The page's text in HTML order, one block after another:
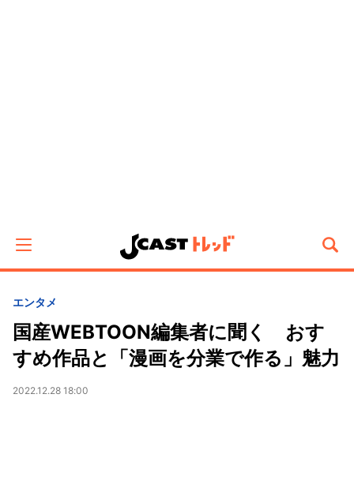
エンタメ
国産WEBTOON編集者に聞く おす
すめ作品と「漫画を分業で作る」魅力
2022.12.28 18:00